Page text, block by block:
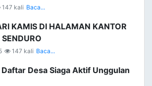
147 kali Baca...
KAMIS DI HALAMAN KANTOR
147 kali Baca...
Desa Siaga Aktif Unggulan